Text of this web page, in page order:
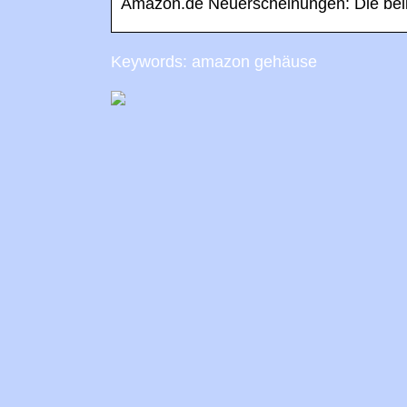
Amazon.de Neuerscheinungen: Die
Keywords: amazon gehäuse